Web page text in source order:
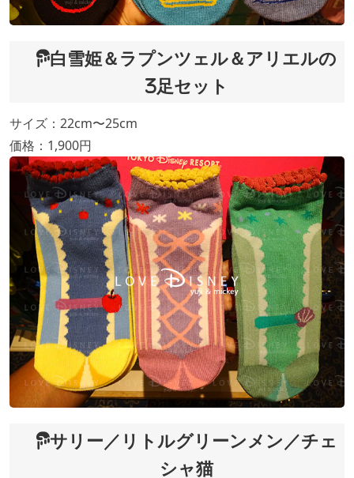
白雪姫＆ラプンツェル＆アリエルの
3足セット
サイズ：22cm〜25cm
価格：1,900円
サリー／リトルグリーンメン／チェ
シャ猫